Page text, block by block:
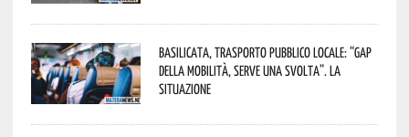
Basilicata, trasporto pubblico locale: “Gap
della mobilità, serve una svolta”. La
situazione